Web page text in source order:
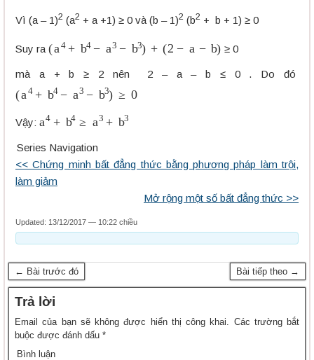
Vì (a – 1)2 (a2 + a +1) ≥ 0 và (b – 1)2 (b2 + b + 1) ≥ 0
Suy ra ( 4 + b4− − ) +( − a− ≥ 0
mà a + b ≥ 2 nên 2 – a – b ≤ 0 . Do đó
( 4 b4− − ) ≥0
Vậy: a4 b 4 +
Series Navigation
<< Chứng minh bất đẳng thức bằng phương pháp làm trội,
làm giảm
Mở rộng một số bất đẳng thức >>
Updated: 13/12/2017 — 10:22 chiều
← Bài trước đó Bài tiếp theo →
Trả lời
Email của bạn sẽ không được hiển thị công khai.
Các trường bắt
buộc được đánh dấu *
Bình luận